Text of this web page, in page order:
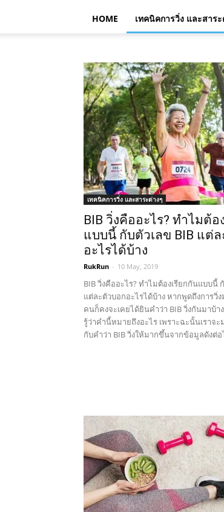
HOME เทคนิคการวิ่ง และสาระ
เทคนิคการวิ่ง และสาระต่างๆ
BIB วิ่งคืออะไร? ทำไมต้อ
แบบนี้ กับตัวเลข BIB แต่
อะไรได้บ้าง
RukRun - 10 May, 2019
BIB วิ่งคืออะไร? ทำไมต้องเรียกกันแบบนี้
แต่ละตัวบอกอะไรได้บ้าง หากพูดถึงการวิ่
คนก็คงจะเคยได้ยินคำว่า BIB วิ่งกันมาบ้
รู้ว่าคำนี้หมายถึงอะไร เพราะฉะนั้นเราจะ
กับคำว่า BIB วิ่งให้มากขึ้นจากข้อมูลดังต่